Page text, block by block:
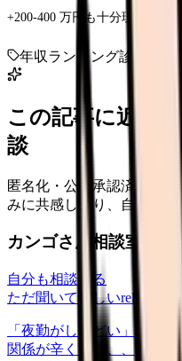
+200-400 万円も十分現実的です
年収ランキング診療科別
この記事に近い
談
匿名化・公開承認済みの
みに共感したり、自分の状
カンゴさん相談室か
自分も相談する
ただ聞いてほしい
「夜勤がしんどい」につ
関係が辛くて、、、